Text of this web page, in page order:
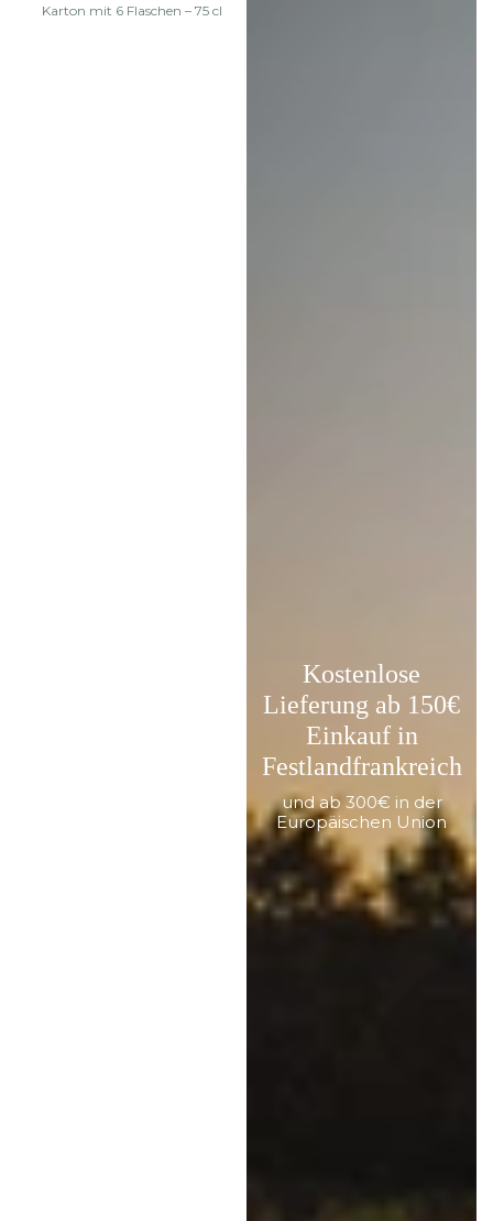
Karton mit 6 Flaschen – 75 cl
Kostenlose
Lieferung ab 150€
Einkauf in
Festlandfrankreich
und ab 300€ in der
Europäischen Union